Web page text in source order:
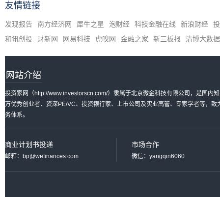
友情链接
发现报告 南方经济网 犀牛之星 泡财经 科技金融在线 新浪财经
和讯创投
财新网 网易科技 虎嗅网 金融之家 新三板报 清博大数据
网站介绍
投资家网（http://www.investorscn.com/）隶属于北京微金科技有限公司，是国内
万优秀创业者、资深PE/VC、投资银行家、上市公司及实业高管、专家学者等，
务体系。
商业计划书投递
邮箱：bp@wefinances.com
市场合作
微信：yangqin6060